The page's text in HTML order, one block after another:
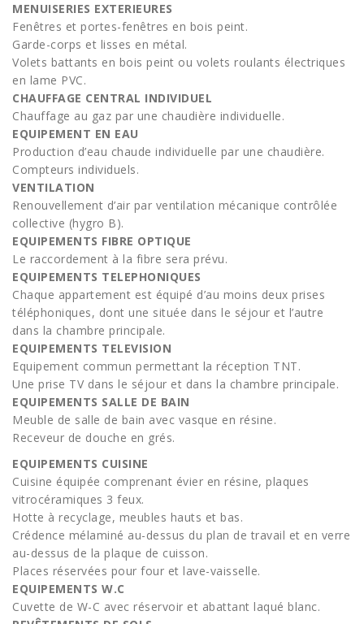
MENUISERIES EXTERIEURES
Fenêtres et portes-fenêtres en bois peint.
Garde-corps et lisses en métal.
Volets battants en bois peint ou volets roulants électriques
en lame PVC.
CHAUFFAGE CENTRAL INDIVIDUEL
Chauffage au gaz par une chaudière individuelle.
EQUIPEMENT EN EAU
Production d’eau chaude individuelle par une chaudière.
Compteurs individuels.
VENTILATION
Renouvellement d’air par ventilation mécanique contrôlée
collective (hygro B).
EQUIPEMENTS FIBRE OPTIQUE
Le raccordement à la fibre sera prévu.
EQUIPEMENTS TELEPHONIQUES
Chaque appartement est équipé d’au moins deux prises
téléphoniques, dont une située dans le séjour et l’autre
dans la chambre principale.
EQUIPEMENTS TELEVISION
Equipement commun permettant la réception TNT.
Une prise TV dans le séjour et dans la chambre principale.
EQUIPEMENTS SALLE DE BAIN
Meuble de salle de bain avec vasque en résine.
Receveur de douche en grés.
EQUIPEMENTS CUISINE
Cuisine équipée comprenant évier en résine, plaques
vitrocéramiques 3 feux.
Hotte à recyclage, meubles hauts et bas.
Crédence mélaminé au-dessus du plan de travail et en verre
au-dessus de la plaque de cuisson.
Places réservées pour four et lave-vaisselle.
EQUIPEMENTS W.C
Cuvette de W-C avec réservoir et abattant laqué blanc.